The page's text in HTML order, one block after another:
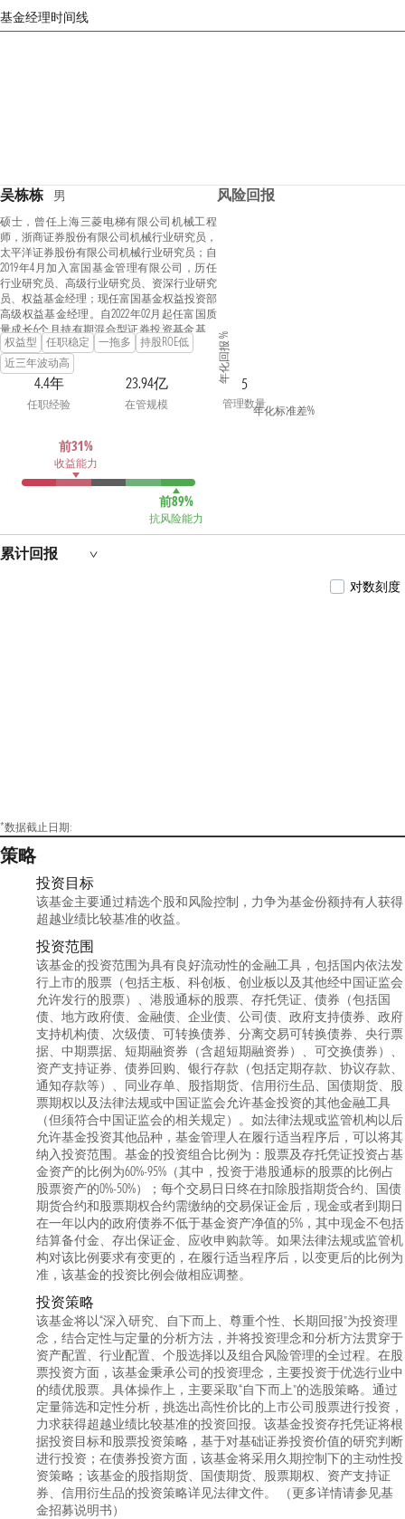
基金经理时间线
吴栋栋 男
硕士，曾任上海三菱电梯有限公司机械工程
师，浙商证券股份有限公司机械行业研究员，
太平洋证券股份有限公司机械行业研究员；自
2019年4月加入富国基金管理有限公司，历任
行业研究员、高级行业研究员、资深行业研究
员、权益基金经理；现任富国基金权益投资部
高级权益基金经理。自2022年02月起任富国质
量成长6个月持有期混合型证券投资基金基金
经理；自2023年02月起任富国新活力灵活配置
混合型发起式证券投资基金基金经理；自2023
年12月起任富国核心优势混合型发起式证券投
资基金基金经理；具有基金从业资格。
权益型 任职稳定 一拖多
持股ROE低
近三年波动高
4.4年
任职经验
23.94亿
在管规模
5
管理数量
前31%
收益能力
前89%
抗风险能力
风险回报
年化回报 %
年化标准差%
累计回报
对数刻度
*数据截止日期:
策略
投资目标
该基金主要通过精选个股和风险控制，力争为基金份额持有人获得
超越业绩比较基准的收益。
投资范围
该基金的投资范围为具有良好流动性的金融工具，包括国内依法发
行上市的股票（包括主板、科创板、创业板以及其他经中国证监会
允许发行的股票）、港股通标的股票、存托凭证、债券（包括国
债、地方政府债、金融债、企业债、公司债、政府支持债券、政府
支持机构债、次级债、可转换债券、分离交易可转换债券、央行票
据、中期票据、短期融资券（含超短期融资券）、可交换债券）、
资产支持证券、债券回购、银行存款（包括定期存款、协议存款、
通知存款等）、同业存单、股指期货、信用衍生品、国债期货、股
票期权以及法律法规或中国证监会允许基金投资的其他金融工具
（但须符合中国证监会的相关规定）。如法律法规或监管机构以后
允许基金投资其他品种，基金管理人在履行适当程序后，可以将其
纳入投资范围。基金的投资组合比例为：股票及存托凭证投资占基
金资产的比例为60%-95%（其中，投资于港股通标的股票的比例占
股票资产的0%-50%）；每个交易日日终在扣除股指期货合约、国债
期货合约和股票期权合约需缴纳的交易保证金后，现金或者到期日
在一年以内的政府债券不低于基金资产净值的5%，其中现金不包括
结算备付金、存出保证金、应收申购款等。如果法律法规或监管机
构对该比例要求有变更的，在履行适当程序后，以变更后的比例为
准，该基金的投资比例会做相应调整。
投资策略
该基金将以“深入研究、自下而上、尊重个性、长期回报”为投资理
念，结合定性与定量的分析方法，并将投资理念和分析方法贯穿于
资产配置、行业配置、个股选择以及组合风险管理的全过程。在股
票投资方面，该基金秉承公司的投资理念，主要投资于优选行业中
的绩优股票。具体操作上，主要采取“自下而上”的选股策略。通过
定量筛选和定性分析，挑选出高性价比的上市公司股票进行投资，
力求获得超越业绩比较基准的投资回报。该基金投资存托凭证将根
据投资目标和股票投资策略，基于对基础证券投资价值的研究判断
进行投资；在债券投资方面，该基金将采用久期控制下的主动性投
资策略；该基金的股指期货、国债期货、股票期权、资产支持证
券、信用衍生品的投资策略详见法律文件。 （更多详情请参见基
金招募说明书）